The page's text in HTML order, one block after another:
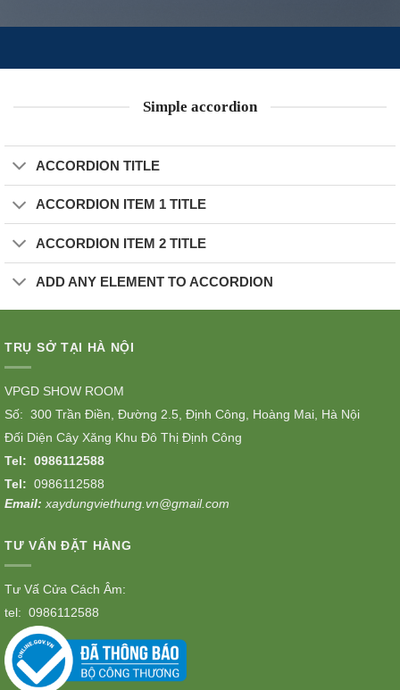
Simple accordion
ACCORDION TITLE
ACCORDION ITEM 1 TITLE
ACCORDION ITEM 2 TITLE
ADD ANY ELEMENT TO ACCORDION
TRỤ SỞ TẠI HÀ NỘI
VPGD SHOW ROOM
Số: 300 Trần Điền, Đường 2.5, Định Công, Hoàng Mai, Hà Nội
Đối Diện Cây Xăng Khu Đô Thị Định Công
Tel: 0986112588
Tel: 0986112588
Email: xaydungviethung.vn@gmail.com
TƯ VẤN ĐẶT HÀNG
Tư Vấ Cửa Cách Âm:
tel: 0986112588